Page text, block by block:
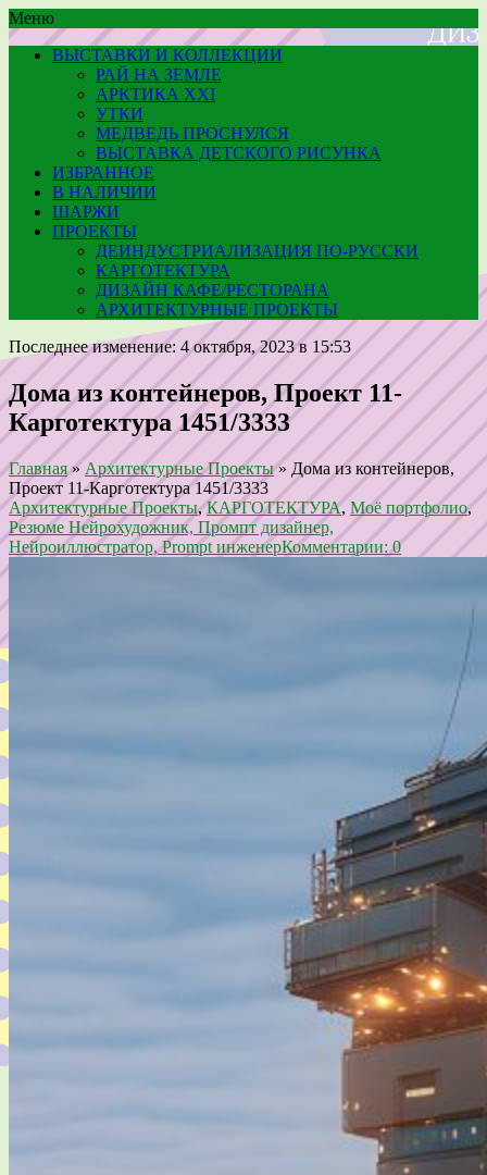
Меню
ВЫСТАВКИ И КОЛЛЕКЦИИ
РАЙ НА ЗЕМЛЕ
АРКТИКА XXI
УТКИ
МЕДВЕДЬ ПРОСНУЛСЯ
ВЫСТАВКА ДЕТСКОГО РИСУНКА
ИЗБРАННОЕ
В НАЛИЧИИ
ШАРЖИ
ПРОЕКТЫ
ДЕИНДУСТРИАЛИЗАЦИЯ ПО-РУССКИ
КАРГОТЕКТУРА
ДИЗАЙН КАФЕ/РЕСТОРАНА
АРХИТЕКТУРНЫЕ ПРОЕКТЫ
Последнее изменение: 4 октября, 2023 в 15:53
Дома из контейнеров, Проект 11-
Карготектура 1451/3333
Главная»Архитектурные Проекты» Дома из контейнеров,
Проект 11-Карготектура 1451/3333
Архитектурные Проекты,КАРГОТЕКТУРА, Моё портфолио,
Резюме Нейрохудожник, Промпт дизайнер,
Нейроиллюстратор, Prompt инженерКомментарии: 0